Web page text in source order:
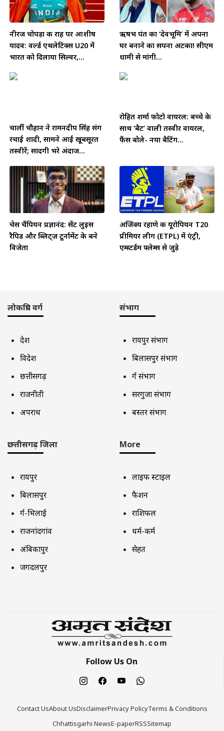
नीरज चोपड़ा की राह पर आशीष
यादव: वर्ल्ड एथलेटिक्स U20 में
भारत को दिलाया सिल्वर,...
ऋषभ पंत का ‘देवभूमि’ में अपना
घर बनाने का सपना अटका! सीएम
धामी से मांगी...
चार्ली चौहान ने रामनदीप सिंह संग
रचाई शादी, सामने आईं खूबसूरत
तस्वीरें; सादगी भरे अंदाज...
रोहित शर्मा फोटो वायरल: बच्चे के
साथ ‘बैट’ वाली तस्वीर वायरल,
फैंस बोले- नया बैटिंग...
चेस चैंपियन प्रज्ञानंद: सेंट लुइस
रैपिड और ब्लिट्ज़ टूर्नामेंट के बने
विजेता
अजिंक्य रहाणे की यूरोपियन T20
प्रीमियर लीग (ETPL) में एंट्री,
एम्स्टर्डम फ्लेम्स से जुड़े
लोकप्रिय वर्ग
देश
विदेश
छत्तीसगढ़
राजनीती
अपराध
संभाग
रायपुर संभाग
बिलासपुर संभाग
दुर्ग संभाग
सरगुजा संभाग
बस्तर संभाग
छत्तीसगढ़ जिला
रायपुर
बिलासपुर
दुर्ग-भिलाई
राजनांदगांव
अंबिकापुर
जगदलपुर
More
लाइफ स्टाइल
फैशन
राशिफल
धर्म-कर्म
सेहत
Follow Us On
Contact UsAbout UsDisclaimerPrivacy PolicyTerms & Conditions
Chhattisgarhi NewsE-paperRSSSitemap